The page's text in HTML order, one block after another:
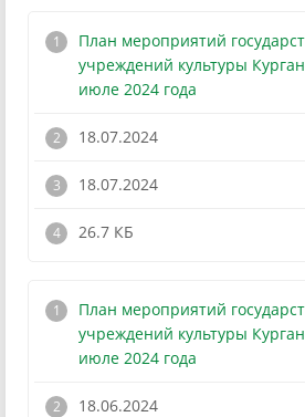
План мероприятий
учреждений культуры
июле 2024 года
18.07.2024
18.07.2024
26.7 КБ
План мероприятий
учреждений культуры
июле 2024 года
18.06.2024